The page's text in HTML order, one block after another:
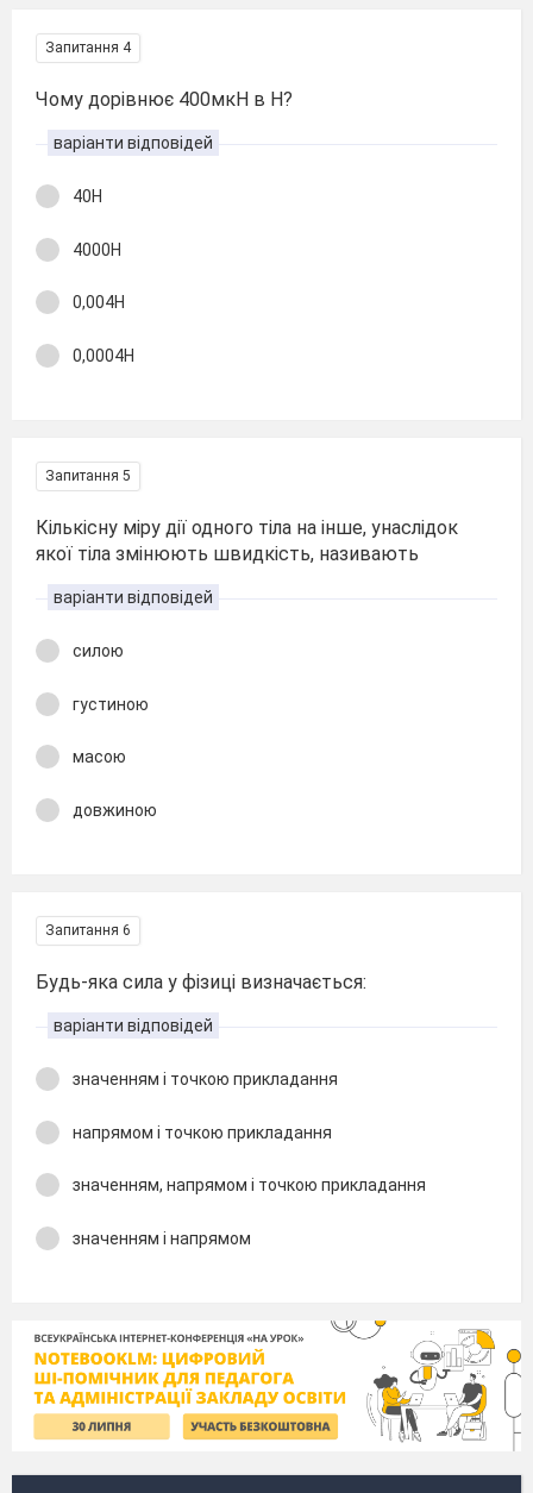
Запитання 4
Чому дорівнює 400мкН в Н?
варіанти відповідей
40Н
4000Н
0,004Н
0,0004Н
Запитання 5
Кількісну міру дії одного тіла на інше, унаслідок
якої тіла змінюють швидкість, називають
варіанти відповідей
силою
густиною
масою
довжиною
Запитання 6
Будь-яка сила у фізиці визначається:
варіанти відповідей
значенням і точкою прикладання
напрямом і точкою прикладання
значенням, напрямом і точкою прикладання
значенням і напрямом